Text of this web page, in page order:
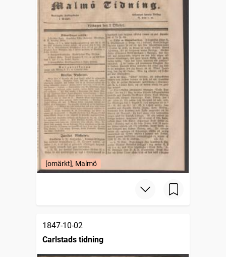
[omärkt], Malmö
1847-10-02
Carlstads tidning